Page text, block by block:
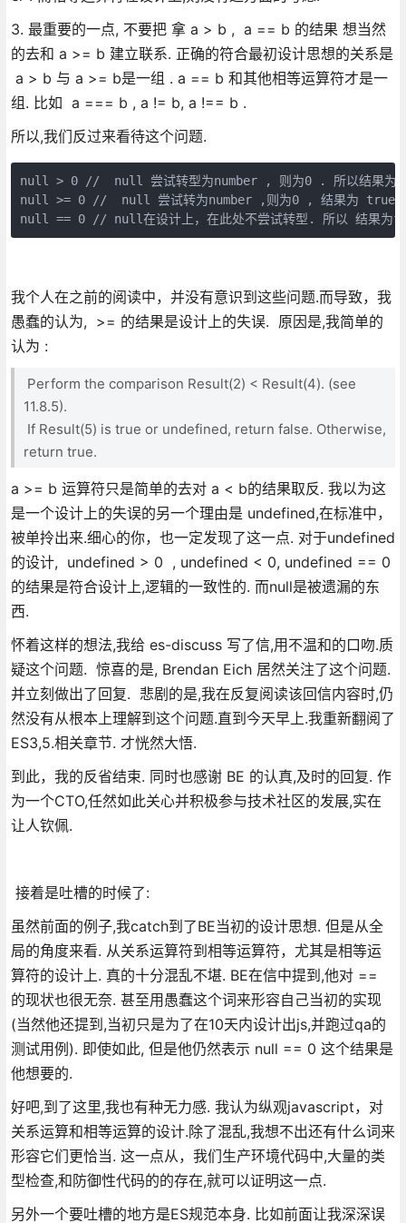
3. 最重要的一点, 不要把 拿 a > b , a == b 的结果 想当然
的去和 a >= b 建立联系. 正确的符合最初设计思想的关系是
a > b 与 a >= b是一组 . a == b 和其他相等运算符才是一
组. 比如 a === b , a != b, a !== b .
所以,我们反过来看待这个问题.
null > 0 //  null 尝试转型为number , 则为0 . 所以结果
null >= 0 //  null 尝试转为number ,则为0 , 结果为
null == 0 // null在设计上，在此处不尝试转型. 所以 结果为
我个人在之前的阅读中，并没有意识到这些问题.而导致，我
愚蠢的认为, >= 的结果是设计上的失误. 原因是,我简单的
认为 :
Perform the comparison Result(2) < Result(4). (see
11.8.5).
If Result(5) is true or undefined, return false. Otherwise,
return true.
a >= b 运算符只是简单的去对 a < b的结果取反. 我以为这
是一个设计上的失误的另一个理由是 undefined,在标准中，
被单拎出来.细心的你，也一定发现了这一点. 对于undefined
的设计, undefined > 0 , undefined < 0, undefined == 0
的结果是符合设计上,逻辑的一致性的. 而null是被遗漏的东
西.
怀着这样的想法,我给 es-discuss 写了信,用不温和的口吻.质
疑这个问题. 惊喜的是, Brendan Eich 居然关注了这个问题.
并立刻做出了回复. 悲剧的是,我在反复阅读该回信内容时,仍
然没有从根本上理解到这个问题.直到今天早上.我重新翻阅了
ES3,5.相关章节. 才恍然大悟.
到此，我的反省结束. 同时也感谢 BE 的认真,及时的回复. 作
为一个CTO,任然如此关心并积极参与技术社区的发展,实在
让人钦佩.
接着是吐槽的时候了:
虽然前面的例子,我catch到了BE当初的设计思想. 但是从全
局的角度来看. 从关系运算符到相等运算符，尤其是相等运
算符的设计上. 真的十分混乱不堪. BE在信中提到,他对 ==
的现状也很无奈. 甚至用愚蠢这个词来形容自己当初的实现
(当然他还提到,当初只是为了在10天内设计出js,并跑过qa的
测试用例). 即使如此, 但是他仍然表示 null == 0 这个结果是
他想要的.
好吧,到了这里,我也有种无力感. 我认为纵观javascript，对
关系运算和相等运算的设计.除了混乱,我想不出还有什么词来
形容它们更恰当. 这一点从，我们生产环境代码中,大量的类
型检查,和防御性代码的的存在,就可以证明这一点.
另外一个要吐槽的地方是ES规范本身. 比如前面让我深深误